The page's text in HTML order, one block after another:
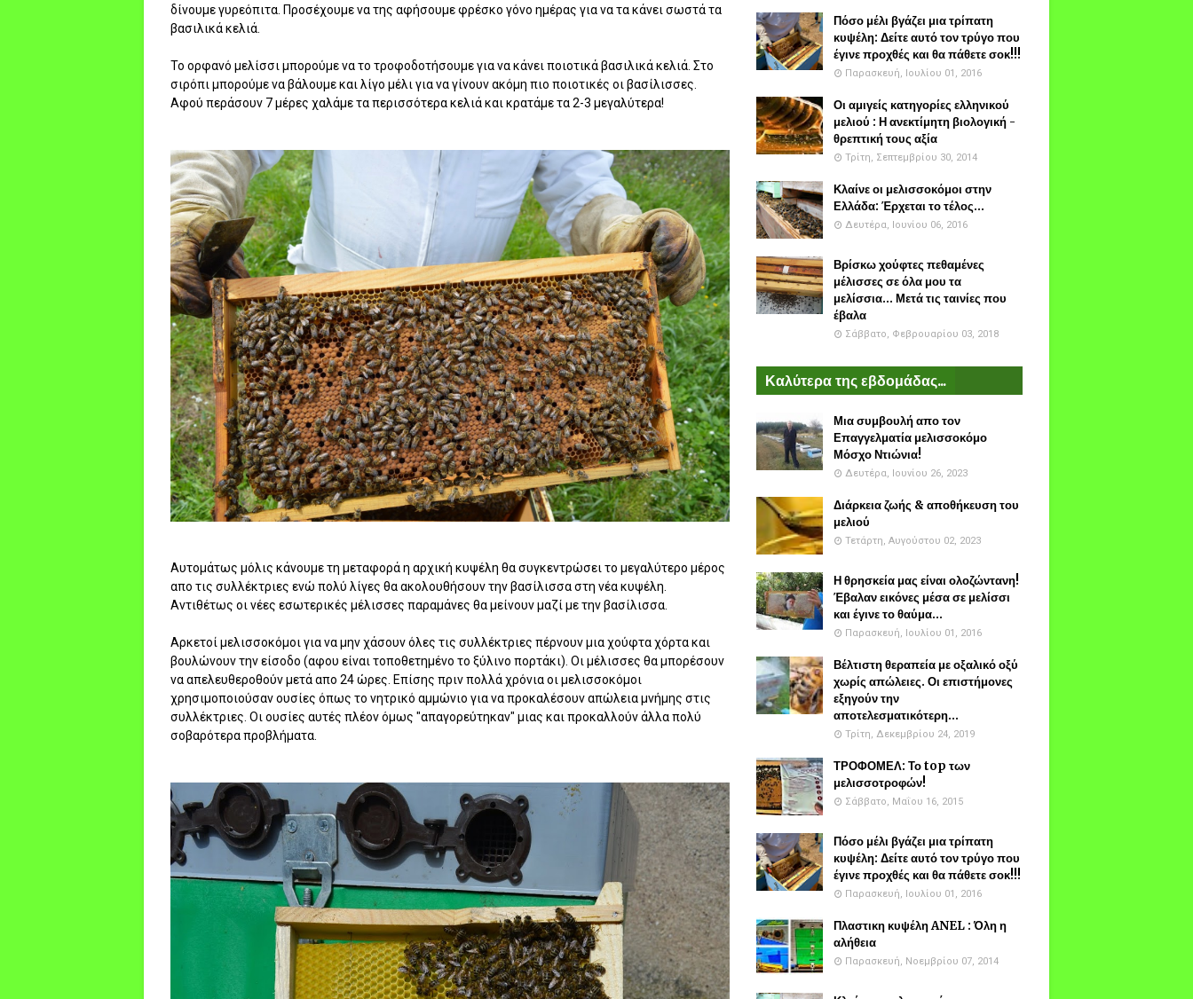
δίνουμε γυρεόπιτα. Προσέχουμε να της αφήσουμε φρέσκο γόνο ημέρας για να τα κάνει σωστά τα
βασιλικά κελιά.
Το ορφανό μελίσσι μπορούμε να το τροφοδοτήσουμε για να κάνει ποιοτικά βασιλικά κελιά. Στο
σιρόπι μπορούμε να βάλουμε και λίγο μέλι για να γίνουν ακόμη πιο ποιοτικές οι βασίλισσες.
Αφού περάσουν 7 μέρες χαλάμε τα περισσότερα κελιά και κρατάμε τα 2-3 μεγαλύτερα!
Αυτομάτως μόλις κάνουμε τη μεταφορά η αρχική κυψέλη θα συγκεντρώσει το μεγαλύτερο μέρος
απο τις συλλέκτριες ενώ πολύ λίγες θα ακολουθήσουν την βασίλισσα στη νέα κυψέλη.
Αντιθέτως οι νέες εσωτερικές μέλισσες παραμάνες θα μείνουν μαζί με την βασίλισσα.
Αρκετοί μελισσοκόμοι για να μην χάσουν όλες τις συλλέκτριες πέρνουν μια χούφτα χόρτα και
βουλώνουν την είσοδο (αφου είναι τοποθετημένο το ξύλινο πορτάκι). Οι μέλισσες θα μπορέσουν
να απελευθεροθούν μετά απο 24 ώρες. Επίσης πριν πολλά χρόνια οι μελισσοκόμοι
χρησιμοποιούσαν ουσίες όπως το νητρικό αμμώνιο για να προκαλέσουν απώλεια μνήμης στις
συλλέκτριες. Οι ουσίες αυτές πλέον όμως "απαγορεύτηκαν" μιας και προκαλλούν άλλα πολύ
σοβαρότερα προβλήματα.
Πόσο μέλι βγάζει μια τρίπατη
κυψέλη: Δείτε αυτό τον τρύγο που
έγινε προχθές και θα πάθετε σοκ!!!
Παρασκευή, Ιουλίου 01, 2016
Οι αμιγείς κατηγορίες ελληνικού
μελιού : Η ανεκτίμητη βιολογική -
θρεπτική τους αξία
Τρίτη, Σεπτεμβρίου 30, 2014
Κλαίνε οι μελισσοκόμοι στην
Ελλάδα: Έρχεται το τέλος...
Δευτέρα, Ιουνίου 06, 2016
Βρίσκω χούφτες πεθαμένες
μέλισσες σε όλα μου τα
μελίσσια... Μετά τις ταινίες που
έβαλα
Σάββατο, Φεβρουαρίου 03, 2018
Καλύτερα της εβδομάδας...
Μια συμβουλή απο τον
Επαγγελματία μελισσοκόμο
Μόσχο Ντιώνια!
Δευτέρα, Ιουνίου 26, 2023
Διάρκεια ζωής & αποθήκευση του
μελιού
Τετάρτη, Αυγούστου 02, 2023
Η θρησκεία μας είναι ολοζώντανη!
Έβαλαν εικόνες μέσα σε μελίσσι
και έγινε το θαύμα...
Παρασκευή, Ιουλίου 01, 2016
Βέλτιστη θεραπεία με οξαλικό οξύ
χωρίς απώλειες. Οι επιστήμονες
εξηγούν την
αποτελεσματικότερη...
Τρίτη, Δεκεμβρίου 24, 2019
ΤΡΟΦΟΜΕΛ: Το top των
μελισσοτροφών!
Σάββατο, Μαΐου 16, 2015
Πόσο μέλι βγάζει μια τρίπατη
κυψέλη: Δείτε αυτό τον τρύγο που
έγινε προχθές και θα πάθετε σοκ!!!
Παρασκευή, Ιουλίου 01, 2016
Πλαστικη κυψέλη ANEL : Όλη η
αλήθεια
Παρασκευή, Νοεμβρίου 07, 2014